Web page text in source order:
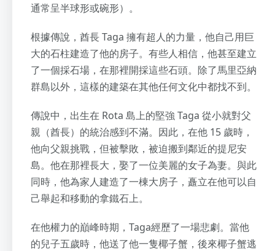
通常呈半球形或碗形）。
根據傳說，酋長 Taga 擁有超人的力量，他自己用巨
大的石柱建造了他的房子。有些人相信，他甚至建立
了一個採石場，在那裡開採這些石頭。除了馬里亞納
群島以外，這樣的建築在其他任何文化中都找不到。
傳說中，出生在 Rota 島上的堅強 Taga 從小就對父
親（酋長）的統治感到不滿。因此，在他 15 歲時，
他向父親挑戰，但被擊敗，被迫搬到鄰近的提尼安
島。他在那裡長大，娶了一位美麗的女子為妻。與此
同時，他為家人建造了一棟大房子，矗立在他可以自
己舉起和移動的拿鐵石上。
在他權力的巔峰時期，Taga經歷了一場悲劇。當他
的兒子五歲時，他送了他一隻椰子蟹，後來椰子蟹逃